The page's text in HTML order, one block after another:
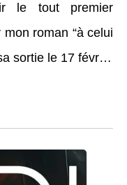
le tout premier
roman “à celui
sortie le 17 février